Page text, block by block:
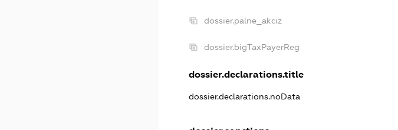
dossier.palne_akciz
dossier.bigTaxPayerReg
dossier.declarations.title
dossier.declarations.noData